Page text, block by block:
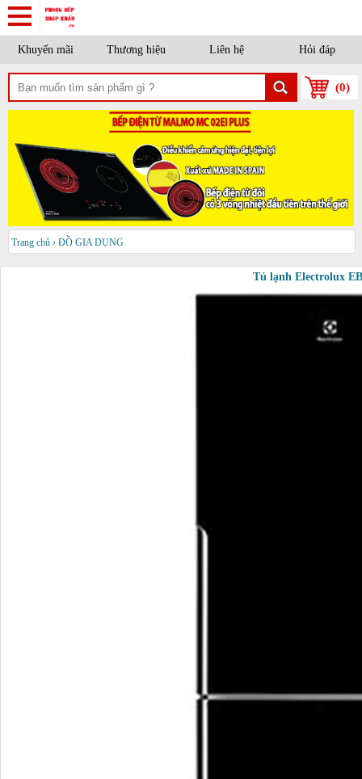
Khuyến mãi Thương hiệu Liên hệ Hỏi đáp
(0)
Trang chủ › ĐỒ GIA DỤNG
Tủ lạnh Electrolux